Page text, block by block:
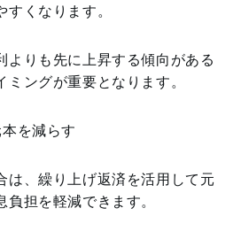
くなります。
よりも先に上昇する傾向がある
ングが重要となります。
を減らす
は、繰り上げ返済を活用して元
担を軽減できます。